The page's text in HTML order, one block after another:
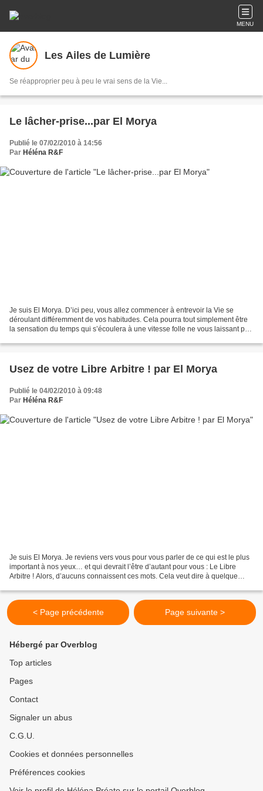
MENU
Les Ailes de Lumière
Se réapproprier peu à peu le vrai sens de la Vie...
Le lâcher-prise...par El Morya
Publié le 07/02/2010 à 14:56
Par Héléna R&F
Je suis El Morya. D’ici peu, vous allez commencer à entrevoir la Vie se
déroulant différemment de vos habitudes. Cela pourra tout simplement être
la sensation du temps qui s’écoulera à une vitesse folle ne vous laissant pas
Usez de votre Libre Arbitre ! par El Morya
Publié le 04/02/2010 à 09:48
Par Héléna R&F
Je suis El Morya. Je reviens vers vous pour vous parler de ce qui est le plus
important à nos yeux… et qui devrait l’être d’autant pour vous : Le Libre
Arbitre ! Alors, d’aucuns connaissent ces mots. Cela veut dire à quelque
< Page précédente Page suivante >
Hébergé par Overblog
Top articles
Pages
Contact
Signaler un abus
C.G.U.
Cookies et données personnelles
Préférences cookies